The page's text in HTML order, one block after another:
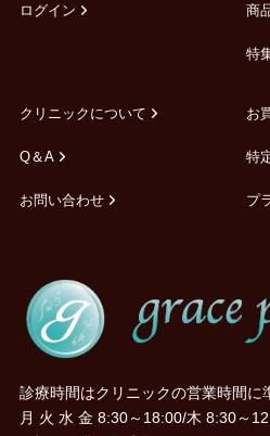
診療時間はクリニックの営業時間に
月 火 水 金 8:30～18:00/木 8:30～
ログイン 商
特
クリニックについて
Q＆A
お問い合わせ
お
特
プ